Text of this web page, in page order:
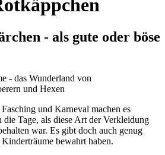
- als gute oder böse
und Karneval machen es
Tage, als diese Art der Verkleidung
war. Es gibt doch auch genug
bewahrt haben.